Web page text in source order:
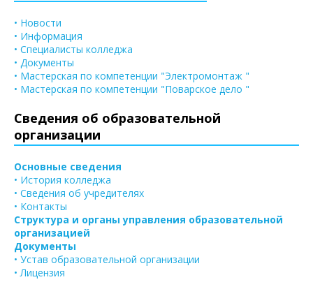
• Новости
• Информация
• Специалисты колледжа
• Документы
• Мастерская по компетенции "Электромонтаж "
• Мастерская по компетенции "Поварское дело "
Сведения об образовательной
организации
Основные сведения
• История колледжа
• Сведения об учредителях
• Контакты
Структура и органы управления образовательной
организацией
Документы
• Устав образовательной организации
• Лицензия